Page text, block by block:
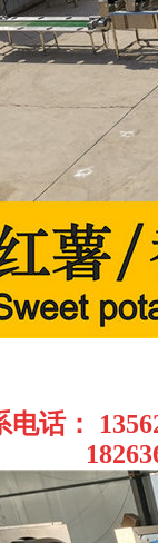
电话：